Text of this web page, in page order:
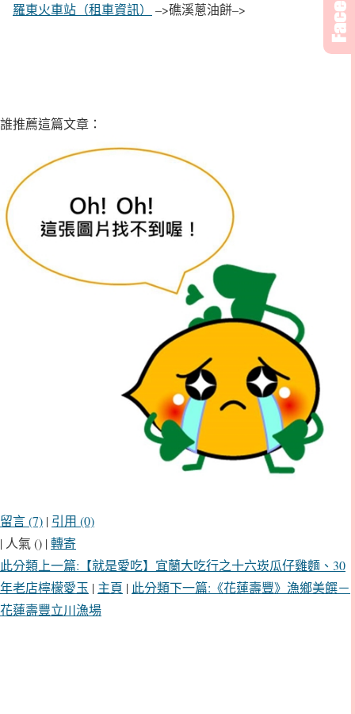
羅東火車站（租車資訊） –>礁溪蔥油餅–>
誰推薦這篇文章：
留言 (7) | 引用 (0)
| 人氣 () |轉寄
此分類上一篇:【就是愛吃】宜蘭大吃行之十六崁瓜仔雞麵、30
年老店檸檬愛玉 | 主頁 | 此分類下一篇:《花蓮壽豐》漁鄉美饌－
花蓮壽豐立川漁場